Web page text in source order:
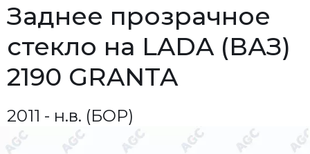
заднее прозрачное
стекло на LADA (ВАЗ)
2190 GRANTA
2011 - н.в. (БОР)